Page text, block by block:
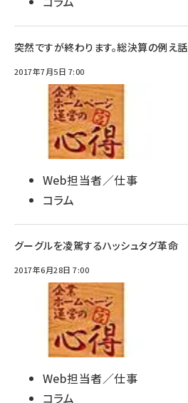
突然ですが終わります。総決算の例え話
2017年7月5日 7:00
Web担当者／仕事
コラム
グーグルを凌駕するハッシュタグ革命
2017年6月28日 7:00
Web担当者／仕事
コラム